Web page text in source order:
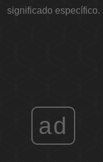
significado específico.
ad